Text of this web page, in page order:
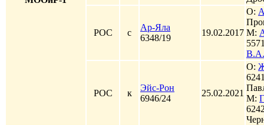
РОС с
Ар-Яла
6348/19
19.02.2017
О:
М:
В.А.
РОС к
Эйс-Рон
6946/24
25.02.2021
О:
М: